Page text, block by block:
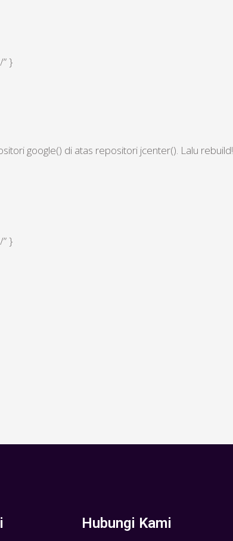
}
google() di atas repositori jcenter(). Lalu rebuild!
}
Hubungi Kami